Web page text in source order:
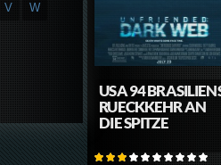
USA 94
RUECKKEHR AN
DIE SPITZE
V
W